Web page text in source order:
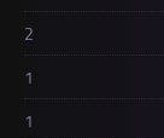
2
1
1